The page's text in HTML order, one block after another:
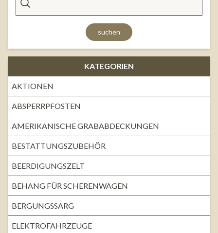
suchen
KATEGORIEN
AKTIONEN
ABSPERRPFOSTEN
AMERIKANISCHE GRABABDECKUNGEN
BESTATTUNGSZUBEHÖR
BEERDIGUNGSZELT
BEHANG FÜR SCHERENWAGEN
BERGUNGSSARG
ELEKTROFAHRZEUGE